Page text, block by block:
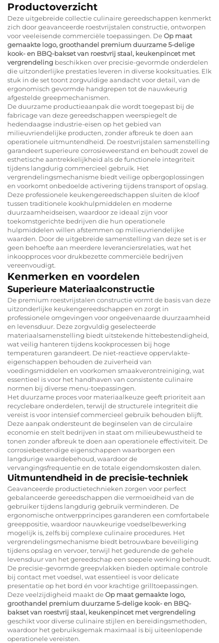
Productoverzicht
Deze uitgebreide collectie culinaire gereedschappen kenmerkt
zich door geavanceerde roestvrijstalen constructie, ontworpen
voor veeleisende commerciële toepassingen. DeOp maat
gemaakte logo, groothandel premium duurzame 5-delige
kook- en BBQ-bakset van roestvrij staal, keukenpincet met
vergrendeling beschikken over precisie-gevormde onderdelen
die uitzonderlijke prestaties leveren in diverse kooksituaties. Elk
stuk in de set toont zorgvuldige aandacht voor detail, van de
ergonomisch gevormde handgrepen tot de nauwkeurig
afgestelde greepmechanismen.
De duurzame productieaanpak die wordt toegepast bij de
fabricage van deze gereedschappen weerspiegelt de
hedendaagse industrie-eisen op het gebied van
milieuvriendelijke producten, zonder afbreuk te doen aan
operationele uitmuntendheid. De roestvrijstalen samenstelling
garandeert superieure corrosieweerstand en behoudt zowel de
esthetische aantrekkelijkheid als de functionele integriteit
tijdens langdurig commercieel gebruik. Het
vergrendelingsmechanisme biedt veilige opbergoplossingen
en voorkomt onbedoelde activering tijdens transport of opslag.
Deze professionele keukengereedschappen sluiten de kloof
tussen traditionele kookhulpmiddelen en moderne
duurzaamheidseisen, waardoor ze ideaal zijn voor
toekomstgerichte bedrijven die hun operationele
hulpmiddelen willen afstemmen op milieuvriendelijke
waarden. Door de uitgebreide samenstelling van deze set is er
geen behoefte aan meerdere leveranciersrelaties, wat het
inkoopproces voor drukbezette commerciële bedrijven
vereenvoudigt.
Kenmerken en voordelen
Superieure Materiaalconstructie
De premium roestvrijstalen constructie vormt de basis van deze
uitzonderlijke keukengereedschappen en zorgt in
professionele omgevingen voor ongeëvenaarde duurzaamheid
en levensduur. Deze zorgvuldig geselecteerde
materiaalsamenstelling biedt uitstekende hittebestendigheid,
wat veilig hanteren tijdens kookprocessen bij hoge
temperaturen garandeert. De niet-reactieve oppervlakte-
eigenschappen behouden de zuiverheid van
voedingsmiddelen en voorkomen smaakverontreiniging, wat
essentieel is voor het handhaven van consistente culinaire
normen bij diverse menu-toepassingen.
Het duurzame proces voor materiaalkeuze geeft prioriteit aan
recyclebare onderdelen, terwijl de structurele integriteit die
vereist is voor intensief commercieel gebruik behouden blijft.
Deze aanpak ondersteunt de beginselen van de circulaire
economie en stelt bedrijven in staat om milieubewustheid te
tonen zonder afbreuk te doen aan operationele effectiviteit. De
corrosiebestendige eigenschappen waarborgen een
langdurige waardebehoud, waardoor de
vervangingsfrequentie en de totale eigendomskosten dalen.
Uitmuntendheid in de precisie-techniek
Geavanceerde productietechnieken zorgen voor perfect
gebalanceerde gereedschappen die vermoeidheid van de
gebruiker tijdens langdurig gebruik verminderen. De
ergonomische ontwerpprincipes garanderen een comfortabele
greeppositie, waardoor nauwkeurige voedselbewerking
mogelijk is, zelfs bij complexe culinaire procedures. Het
vergrendelingsmechanisme biedt betrouwbare beveiliging
tijdens opslag en vervoer, terwijl het gedurende de gehele
levensduur van het gereedschap een soepele werking behoudt.
De precisie-gevormde greepvlakken bieden optimale controle
bij contact met voedsel, wat essentieel is voor delicate
presentatie op het bord én voor krachtige grilltoepassingen.
Deze veelzijdigheid maakt deOp maat gemaakte logo,
groothandel premium duurzame 5-delige kook- en BBQ-
bakset van roestvrij staal, keukenpincet met vergrendeling
geschikt voor diverse culinaire stijlen en bereidingsmethoden,
waardoor het gebruiksgemak maximaal is bij uiteenlopende
operationele vereisten.